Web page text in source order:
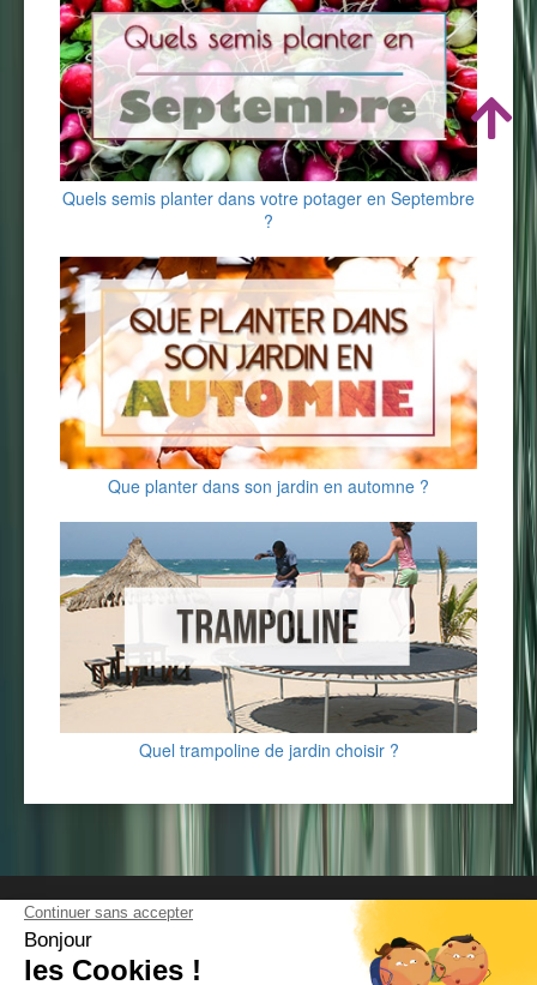
Quels semis planter dans votre potager en Septembre
?
Que planter dans son jardin en automne ?
Quel trampoline de jardin choisir ?